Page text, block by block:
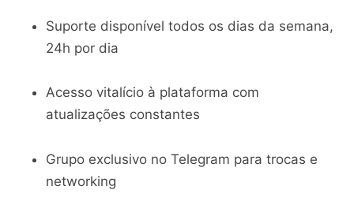
Suporte disponível todos os dias da semana,
24h por dia
Acesso vitalício à plataforma com
atualizações constantes
Grupo exclusivo no Telegram para trocas e
networking